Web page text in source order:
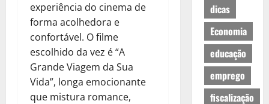
experiência do cinema de
forma acolhedora e
confortável. O filme
escolhido da vez é “A
Grande Viagem da Sua
Vida”, longa emocionante
que mistura romance,
dicas
Economia
educação
emprego
fiscalização